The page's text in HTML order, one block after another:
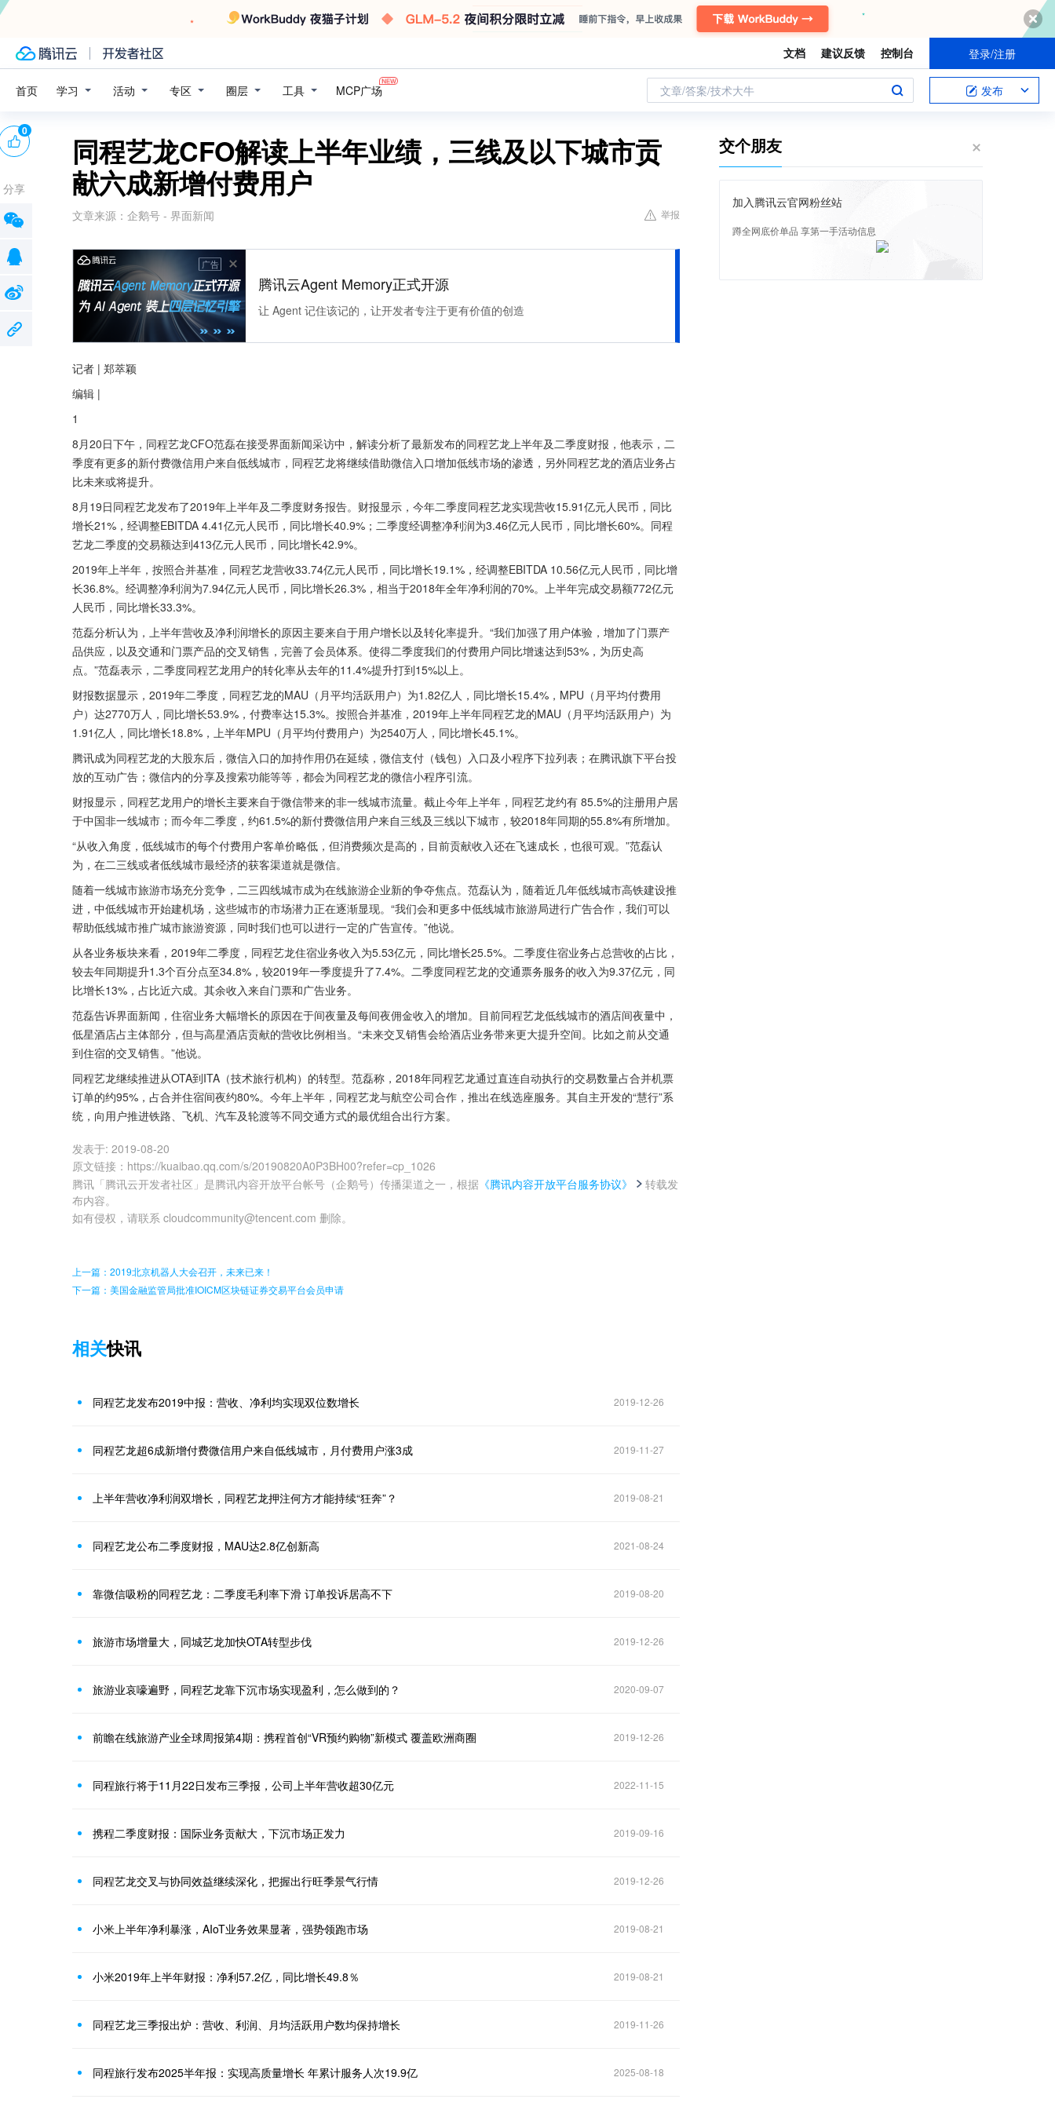
文档 建议反馈 控制台 登录/注册
首页 学习 活动 专区 圈层 工具 MCP广场 文章/答案/技术大牛 发布
同程艺龙CFO解读上半年业绩，三线及以下城市贡
献六成新增付费用户
文章来源： 企鹅号 - 界面新闻 举报
广告
腾讯云Agent Memory正式开源
让 Agent 记住该记的，让开发者专注于更有价值的创造
记者 | 郑萃颖
编辑 |
1
8月20日下午，同程艺龙CFO范磊在接受界面新闻采访中，解读分析了最新发布的同程艺龙上半年及二季度财报，他表示，二
季度有更多的新付费微信用户来自低线城市，同程艺龙将继续借助微信入口增加低线市场的渗透，另外同程艺龙的酒店业务占
比未来或将提升。
8月19日同程艺龙发布了2019年上半年及二季度财务报告。财报显示，今年二季度同程艺龙实现营收15.91亿元人民币，同比
增长21%，经调整EBITDA 4.41亿元人民币，同比增长40.9%；二季度经调整净利润为3.46亿元人民币，同比增长60%。同程
艺龙二季度的交易额达到413亿元人民币，同比增长42.9%。
2019年上半年，按照合并基准，同程艺龙营收33.74亿元人民币，同比增长19.1%，经调整EBITDA 10.56亿元人民币，同比增
长36.8%。经调整净利润为7.94亿元人民币，同比增长26.3%，相当于2018年全年净利润的70%。上半年完成交易额772亿元
人民币，同比增长33.3%。
范磊分析认为，上半年营收及净利润增长的原因主要来自于用户增长以及转化率提升。“我们加强了用户体验，增加了门票产
品供应，以及交通和门票产品的交叉销售，完善了会员体系。使得二季度我们的付费用户同比增速达到53%，为历史高
点。”范磊表示，二季度同程艺龙用户的转化率从去年的11.4%提升打到15%以上。
财报数据显示，2019年二季度，同程艺龙的MAU（月平均活跃用户）为1.82亿人，同比增长15.4%，MPU（月平均付费用
户）达2770万人，同比增长53.9%，付费率达15.3%。按照合并基准，2019年上半年同程艺龙的MAU（月平均活跃用户）为
1.91亿人，同比增长18.8%，上半年MPU（月平均付费用户）为2540万人，同比增长45.1%。
腾讯成为同程艺龙的大股东后，微信入口的加持作用仍在延续，微信支付（钱包）入口及小程序下拉列表；在腾讯旗下平台投
放的互动广告；微信内的分享及搜索功能等等，都会为同程艺龙的微信小程序引流。
财报显示，同程艺龙用户的增长主要来自于微信带来的非一线城市流量。截止今年上半年，同程艺龙约有 85.5%的注册用户居
于中国非一线城市；而今年二季度，约61.5%的新付费微信用户来自三线及三线以下城市，较2018年同期的55.8%有所增加。
“从收入角度，低线城市的每个付费用户客单价略低，但消费频次是高的，目前贡献收入还在飞速成长，也很可观。”范磊认
为，在二三线或者低线城市最经济的获客渠道就是微信。
随着一线城市旅游市场充分竞争，二三四线城市成为在线旅游企业新的争夺焦点。范磊认为，随着近几年低线城市高铁建设推
进，中低线城市开始建机场，这些城市的市场潜力正在逐渐显现。“我们会和更多中低线城市旅游局进行广告合作，我们可以
帮助低线城市推广城市旅游资源，同时我们也可以进行一定的广告宣传。”他说。
从各业务板块来看，2019年二季度，同程艺龙住宿业务收入为5.53亿元，同比增长25.5%。二季度住宿业务占总营收的占比，
较去年同期提升1.3个百分点至34.8%，较2019年一季度提升了7.4%。二季度同程艺龙的交通票务服务的收入为9.37亿元，同
比增长13%，占比近六成。其余收入来自门票和广告业务。
范磊告诉界面新闻，住宿业务大幅增长的原因在于间夜量及每间夜佣金收入的增加。目前同程艺龙低线城市的酒店间夜量中，
低星酒店占主体部分，但与高星酒店贡献的营收比例相当。“未来交叉销售会给酒店业务带来更大提升空间。比如之前从交通
到住宿的交叉销售。”他说。
同程艺龙继续推进从OTA到ITA（技术旅行机构）的转型。范磊称，2018年同程艺龙通过直连自动执行的交易数量占合并机票
订单的约95%，占合并住宿间夜约80%。今年上半年，同程艺龙与航空公司合作，推出在线选座服务。其自主开发的“慧行”系
统，向用户推进铁路、飞机、汽车及轮渡等不同交通方式的最优组合出行方案。
发表于: 2019-08-20
原文链接 ： https://kuaibao.qq.com/s/20190820A0P3BH00?refer=cp_1026
腾讯「腾讯云开发者社区」是腾讯内容开放平台帐号（企鹅号）传播渠道之一，根据 《腾讯内容开放平台服务协议》
转载发
布内容。
如有侵权，请联系 cloudcommunity@tencent.com 删除。
0
分享
上一篇：2019北京机器人大会召开，未来已来！
下一篇：美国金融监管局批准IOICM区块链证券交易平台会员申请
相关快讯
同程艺龙发布2019中报：营收、净利均实现双位数增长 2019-12-26
同程艺龙超6成新增付费微信用户来自低线城市，月付费用户涨3成 2019-11-27
上半年营收净利润双增长，同程艺龙押注何方才能持续“狂奔”？ 2019-08-21
同程艺龙公布二季度财报，MAU达2.8亿创新高 2021-08-24
靠微信吸粉的同程艺龙：二季度毛利率下滑 订单投诉居高不下 2019-08-20
旅游市场增量大，同城艺龙加快OTA转型步伐 2019-12-26
旅游业哀嚎遍野，同程艺龙靠下沉市场实现盈利，怎么做到的？ 2020-09-07
前瞻在线旅游产业全球周报第4期：携程首创“VR预约购物”新模式 覆盖欧洲商圈 2019-12-26
同程旅行将于11月22日发布三季报，公司上半年营收超30亿元 2022-11-15
携程二季度财报：国际业务贡献大，下沉市场正发力 2019-09-16
同程艺龙交叉与协同效益继续深化，把握出行旺季景气行情 2019-12-26
小米上半年净利暴涨，AIoT业务效果显著，强势领跑市场 2019-08-21
小米2019年上半年财报：净利57.2亿，同比增长49.8％ 2019-08-21
同程艺龙三季报出炉：营收、利润、月均活跃用户数均保持增长 2019-11-26
同程旅行发布2025半年报：实现高质量增长 年累计服务人次19.9亿 2025-08-18
交个朋友
加入腾讯云官网粉丝站
蹲全网底价单品 享第一手活动信息